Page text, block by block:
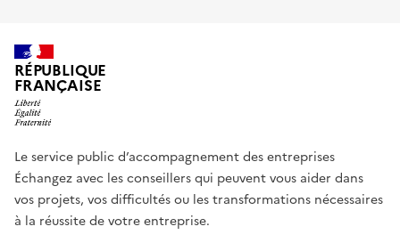
RÉPUBLIQUE
FRANÇAISE
Le service public d’accompagnement des entreprises
Échangez avec les conseillers qui peuvent vous aider dans
vos projets, vos difficultés ou les transformations nécessaires
à la réussite de votre entreprise.